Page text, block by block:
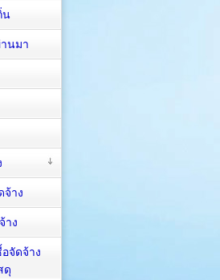
น
นมา
จ้าง
าง
จัดจ้าง
ดุ